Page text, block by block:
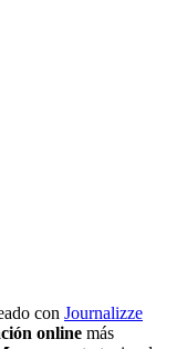
con Journalizze
online más